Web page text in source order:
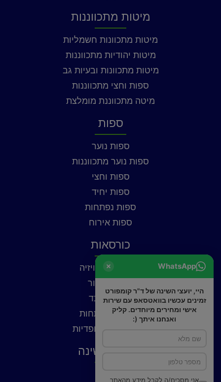
מיטות מתכווננות
מיטות מתכוונות חשמליות
מיטות יהודיות מתכווננות
מיטות מתכוונות ובעיות גב
ספות וחצי מתכווננות
מיטה מתכווננת מומלצת
ספות
ספות נוער
ספות נוער מתכווננות
ספות וחצי
ספות יחיד
ספות נפתחות
ספות אירוח
כורסאות
כורסאות טלוויזיה
כורסאות עור
כורסאות בד
כורסאות נפתחות
כורסאות אורטופדיות
פתרונות שינה
WhatsApp
היי, יועצי השינה של ד"ר קומפורט
זמינים עכשיו בוואטסאפ עם שירות
אישי ומחירים מיוחדים. קליק
ואנחנו איתך (:
אני מסכים/ה לקבל מידע מהאתר